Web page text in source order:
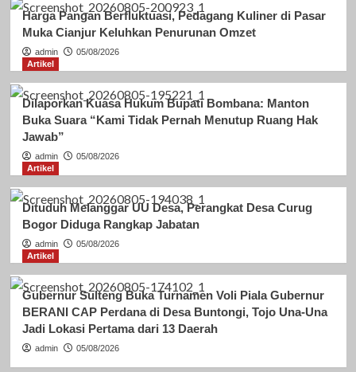
Harga Pangan Berfluktuasi, Pedagang Kuliner di Pasar
Muka Cianjur Keluhkan Penurunan Omzet
admin
05/08/2026
Artikel
Dilaporkan Kuasa Hukum Bupati Bombana: Manton
Buka Suara “Kami Tidak Pernah Menutup Ruang Hak
Jawab”
admin
05/08/2026
Artikel
Dituduh Melanggar UU Desa, Perangkat Desa Curug
Bogor Diduga Rangkap Jabatan
admin
05/08/2026
Artikel
Gubernur Sulteng Buka Turnamen Voli Piala Gubernur
BERANI CAP Perdana di Desa Buntongi, Tojo Una-Una
Jadi Lokasi Pertama dari 13 Daerah
admin 05/08/2026